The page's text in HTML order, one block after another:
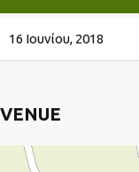
16 Ιουνίου, 2018
VENUE